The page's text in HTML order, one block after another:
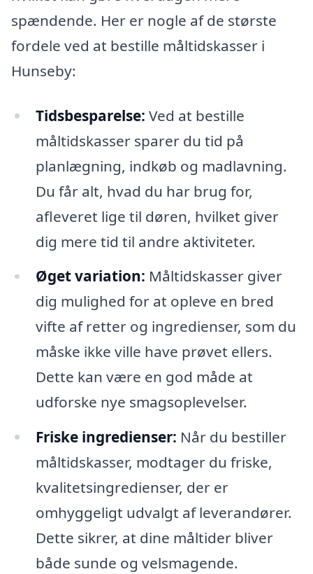
spændende. Her er nogle af de største
fordele ved at bestille måltidskasser i
Hunseby:
Tidsbesparelse: Ved at bestille
måltidskasser sparer du tid på
planlægning, indkøb og madlavning.
Du får alt, hvad du har brug for,
afleveret lige til døren, hvilket giver
dig mere tid til andre aktiviteter.
Øget variation: Måltidskasser giver
dig mulighed for at opleve en bred
vifte af retter og ingredienser, som du
måske ikke ville have prøvet ellers.
Dette kan være en god måde at
udforske nye smagsoplevelser.
Friske ingredienser: Når du bestiller
måltidskasser, modtager du friske,
kvalitetsingredienser, der er
omhyggeligt udvalgt af leverandører.
Dette sikrer, at dine måltider bliver
både sunde og velsmagende.